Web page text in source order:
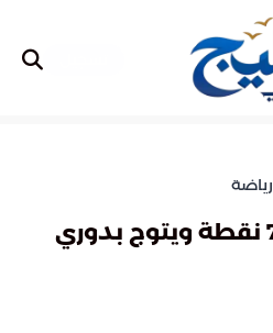
رياضة
نادي أبها يحصد 77 نقطة ويتوج بدوري